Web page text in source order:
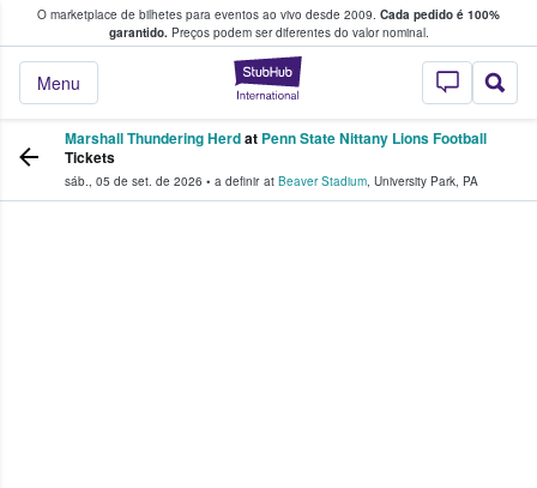
O marketplace de bilhetes para eventos ao vivo desde 2009. Cada pedido é 100%
garantido.Preços podem ser diferentes do valor nominal.
StubHub – onde
Menu
fãs compram e vendem bilhetes
Marshall Thundering Herdat Penn State Nittany Lions Football
Tickets
sáb., 05 de set. de 2026 • a definir at Beaver Stadium, University Park, PA